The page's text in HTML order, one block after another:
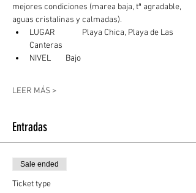
mejores condiciones (marea baja, tª agradable,
aguas cristalinas y calmadas).
LUGAR	  Playa Chica, Playa de Las
Canteras
NIVEL        Bajo
LEER MÁS >
Entradas
Sale ended
Ticket type